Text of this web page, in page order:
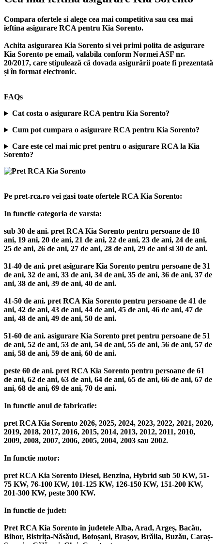
Compara ofertele si alege cea mai competitiva sau cea mai
ieftina asigurare RCA pentru Kia Sorento.
Achita asigurarea Kia Sorento si vei primi polita de asigurare
Kia Sorento pe email, valabila conform Normei ASF nr.
20/2017, care stipulează că dovada asigurării poate fi prezentată
și în format electronic.
FAQs
Cat costa o asigurare RCA pentru Kia Sorento?
Cum pot cumpara o asigurare RCA pentru Kia Sorento?
Care este cel mai mic pret pentru o asigurare RCA la Kia
Sorento?
Pe pret-rca.ro vei gasi toate ofertele RCA Kia Sorento:
In functie categoria de varsta:
sub 30 de ani. pret RCA Kia Sorento pentru persoane de 18
ani, 19 ani, 20 de ani, 21 de ani, 22 de ani, 23 de ani, 24 de ani,
25 de ani, 26 de ani, 27 de ani, 28 de ani, 29 de ani si 30 de ani.
31-40 de ani. pret asigurare Kia Sorento pentru persoane de 31
de ani, 32 de ani, 33 de ani, 34 de ani, 35 de ani, 36 de ani, 37 de
ani, 38 de ani, 39 de ani, 40 de ani.
41-50 de ani. pret RCA Kia Sorento pentru persoane de 41 de
ani, 42 de ani, 43 de ani, 44 de ani, 45 de ani, 46 de ani, 47 de
ani, 48 de ani, 49 de ani, 50 de ani.
51-60 de ani. asigurare Kia Sorento pret pentru persoane de 51
de ani, 52 de ani, 53 de ani, 54 de ani, 55 de ani, 56 de ani, 57 de
ani, 58 de ani, 59 de ani, 60 de ani.
peste 60 de ani. pret RCA Kia Sorento pentru persoane de 61
de ani, 62 de ani, 63 de ani, 64 de ani, 65 de ani, 66 de ani, 67 de
ani, 68 de ani, 69 de ani, 70 de ani.
In functie anul de fabricatie:
pret RCA Kia Sorento 2026, 2025, 2024, 2023, 2022, 2021, 2020,
2019, 2018, 2017, 2016, 2015, 2014, 2013, 2012, 2011, 2010,
2009, 2008, 2007, 2006, 2005, 2004, 2003 sau 2002.
In functie motor:
pret RCA Kia Sorento Diesel, Benzina, Hybrid sub 50 KW, 51-
75 KW, 76-100 KW, 101-125 KW, 126-150 KW, 151-200 KW,
201-300 KW, peste 300 KW.
In functie de judet:
Pret RCA Kia Sorento in judetele Alba, Arad, Argeș, Bacău,
Bihor, Bistrița-Năsăud, Botoșani, Brașov, Brăila, Buzău, Caraș-